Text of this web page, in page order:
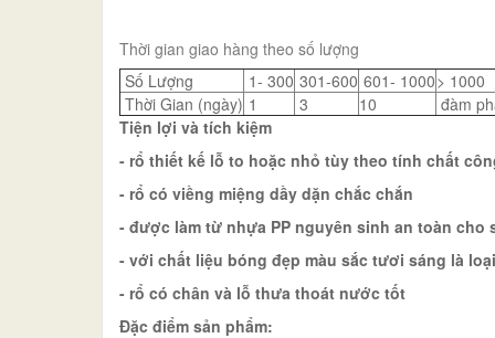
Thời gian giao hàng theo số lượng
Số Lượng
1- 300 301-600 601- 1000> 1000
Thời Gian (ngày) 1 3 10
đàm
Tiện lợi và tích kiệm
- rổ thiết kế lỗ to hoặc nhỏ tùy theo tính chất
- rổ có viềng miệng dầy dặn chắc chắn
- được làm từ nhựa PP nguyên sinh an toàn cho
- với chất liệu bóng đẹp màu sắc tươi sáng là
- rổ có chân và lỗ thưa thoát nước tốt
Đặc điểm sản phẩm: